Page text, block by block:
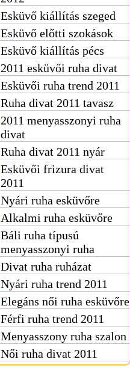
Esküvő kiállítás szeged
Esküvő előtti szokások
Esküvő kiállítás pécs
2011 esküvői ruha divat
Esküvői ruha trend 2011
Ruha divat 2011 tavasz
2011 menyasszonyi ruha
divat
Ruha divat 2011 nyár
Esküvői frizura divat
2011
Nyári ruha esküvőre
Alkalmi ruha esküvőre
Báli ruha típusú
menyasszonyi ruha
Divat ruha ruházat
Nyári ruha trend 2011
Elegáns női ruha esküvőre
Férfi ruha trend 2011
Menyasszony ruha szalon
Női ruha divat 2011